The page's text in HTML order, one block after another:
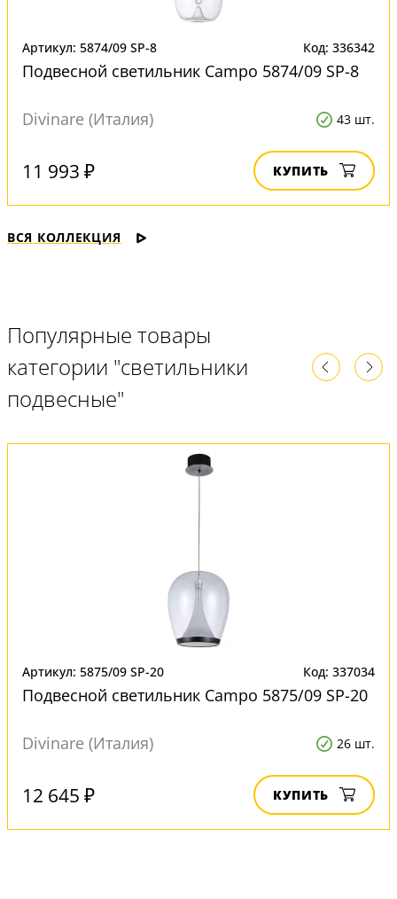
Артикул: 5874/09 SP-8 Код: 336342
Подвесной светильник Campo 5874/09 SP-8
Divinare (Италия) 43 шт.
11 993 ₽ КУПИТЬ
ВСЯ КОЛЛЕКЦИЯ
Популярные товары
категории "светильники
подвесные"
Артикул: 5875/09 SP-20 Код: 337034
Подвесной светильник Campo 5875/09 SP-20
Divinare (Италия) 26 шт.
12 645 ₽ КУПИТЬ